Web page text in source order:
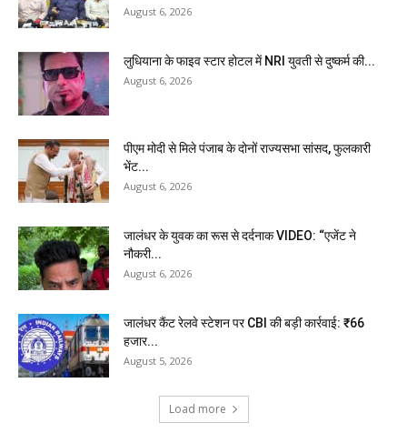
August 6, 2026
लुधियाना के फाइव स्टार होटल में NRI युवती से दुष्कर्म की...
August 6, 2026
पीएम मोदी से मिले पंजाब के दोनों राज्यसभा सांसद, फुलकारी
भेंट...
August 6, 2026
जालंधर के युवक का रूस से दर्दनाक VIDEO: “एजेंट ने
नौकरी...
August 6, 2026
जालंधर कैंट रेलवे स्टेशन पर CBI की बड़ी कार्रवाई: ₹66
हजार...
August 5, 2026
Load more